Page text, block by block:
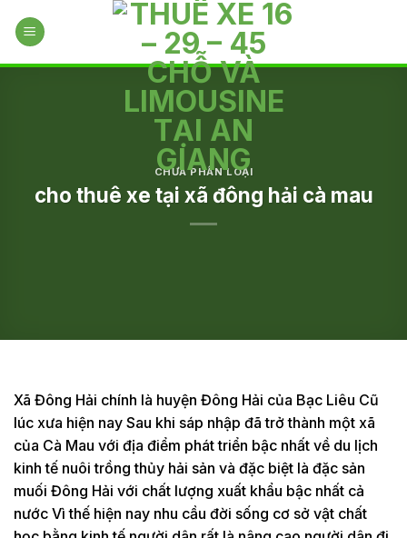
CHƯA PHÂN LOẠI
cho thuê xe tại xã đông hải cà mau
Xã Đông Hải chính là huyện Đông Hải của Bạc Liêu Cũ
lúc xưa hiện nay Sau khi sáp nhập đã trở thành một xã
của Cà Mau với địa điểm phát triển bậc nhất về du lịch
kinh tế nuôi trồng thủy hải sản và đặc biệt là đặc sản
muối Đông Hải với chất lượng xuất khẩu bậc nhất cả
nước Vì thế hiện nay nhu cầu đời sống cơ sở vật chất